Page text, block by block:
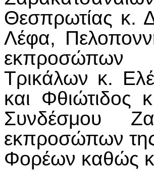
Θεσπρωτίας κ.
Λέφα,
εκπροσώπων
Τρικάλων κ.
και
Συνδέσμου
εκπροσώπων της
Φορέων καθώς